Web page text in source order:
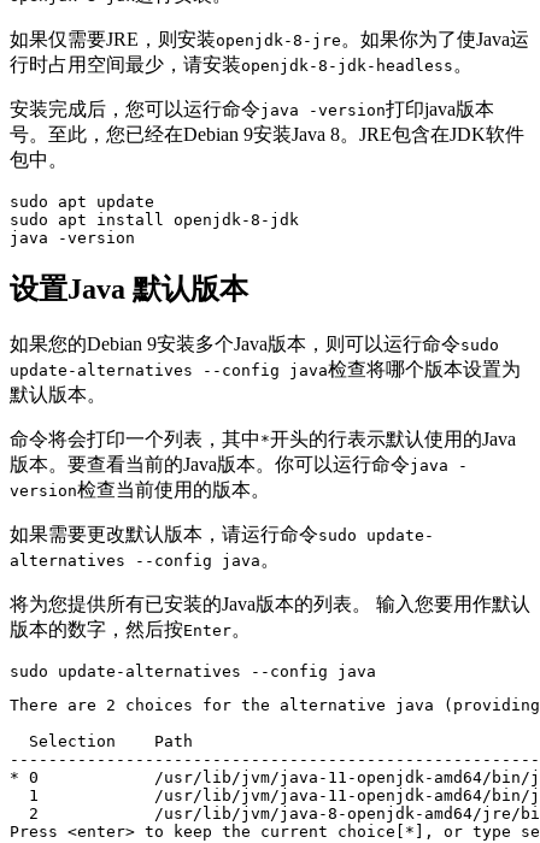
如果仅需要JRE，则安装openjdk-8-jre 。如果你为了使Java运
行时占用空间最少，请安装openjdk-8-jdk-headless 。
安装完成后，您可以运行命令java -version打印java版本
号。至此，您已经在Debian 9安装Java 8。JRE包含在JDK软件
包中。
sudo apt update
sudo apt install openjdk-8-jdk
java -version
设置Java 默认版本
如果您的Debian 9安装多个Java版本，则可以运行命令sudo
update-alternatives --config java检查将哪个版本设置为
默认版本。
命令将会打印一个列表，其中 *开头的行表示默认使用的Java
版本。要查看当前的Java版本。你可以运行命令java -
version检查当前使用的版本。
如果需要更改默认版本，请运行命令sudo update-
alternatives --config java 。
将为您提供所有已安装的Java版本的列表。 输入您要用作默认
版本的数字，然后按Enter。
There are 2 choices for the alternative java
Selection    Path
* 0            /usr/lib/jvm/java-11-openjdk-amd64/bin/
1            /usr/lib/jvm/java-11-openjdk-amd64/
2            /usr/lib/jvm/java-8-openjdk-amd64/jre/
Press <enter> to keep the current choice[*], or type